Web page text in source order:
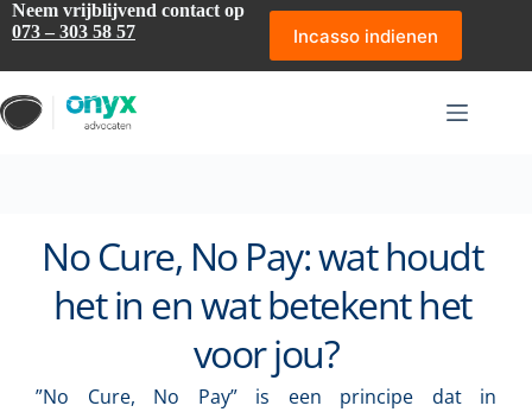
Ga
naar
inhoud
Neem vrijblijvend contact op
073 – 303 58 57
Incasso indienen
No Cure, No Pay: wat houdt
het in en wat betekent het
voor jou?
”No Cure, No Pay” is een principe dat in